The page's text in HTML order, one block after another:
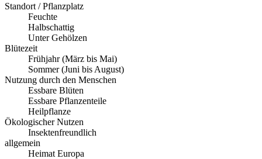
Standort / Pflanzplatz
Feuchte
Halbschattig
Unter Gehölzen
Blütezeit
Frühjahr (März bis Mai)
Sommer (Juni bis August)
Nutzung durch den Menschen
Essbare Blüten
Essbare Pflanzenteile
Heilpflanze
Ökologischer Nutzen
Insektenfreundlich
allgemein
Heimat Europa